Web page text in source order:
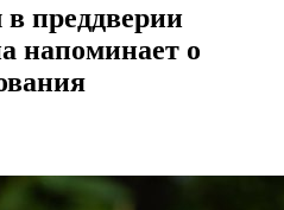
в преддверии
напоминает о